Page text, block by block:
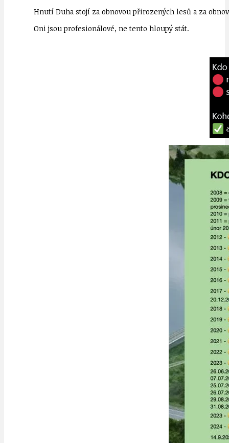
Hnutí Duha stojí za obnovou přirozených lesů a za
Oni jsou profesionálové, ne tento hloupý stát.